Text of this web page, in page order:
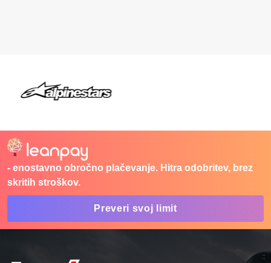
- enostavno obročno plačevanje. Hitra odobritev, brez
skritih stroškov.
Preveri svoj limit